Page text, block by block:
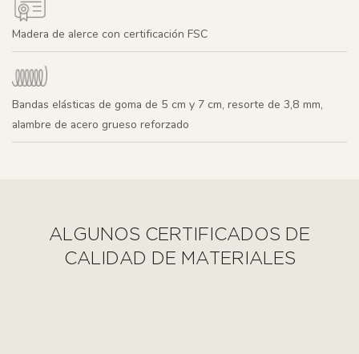
Madera de alerce con certificación FSC
Bandas elásticas de goma de 5 cm y 7 cm, resorte de 3,8 mm,
alambre de acero grueso reforzado
ALGUNOS CERTIFICADOS DE
CALIDAD DE MATERIALES